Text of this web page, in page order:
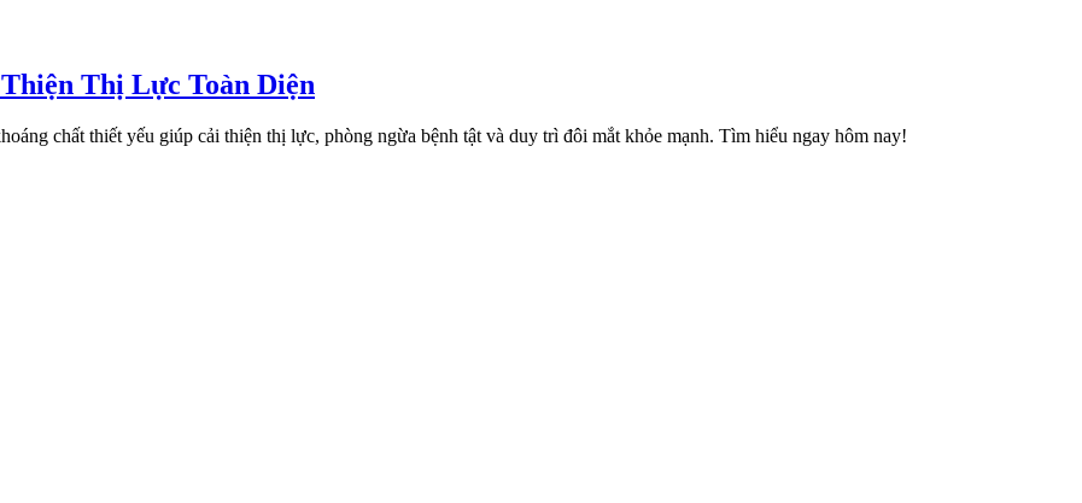
Thị Lực Toàn Diện
chất thiết yếu giúp cải thiện thị lực, phòng ngừa bệnh tật và duy trì đôi mắt khỏe mạnh. Tìm hiểu ngay hôm nay!